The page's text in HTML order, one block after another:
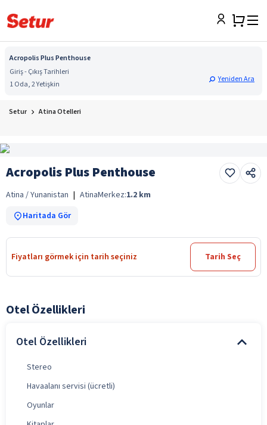
Acropolis Plus Penthouse
Giriş - Çıkış Tarihleri
1 Oda, 2 Yetişkin
Yeniden Ara
Setur Atina Otelleri
Acropolis Plus Penthouse
Atina / Yunanistan | AtinaMerkez:1.2 km
Haritada Gör
Fiyatları görmek için tarih seçiniz Tarih Seç
Otel Özellikleri
Otel Özellikleri
Stereo
Havaalanı servisi (ücretli)
Oyunlar